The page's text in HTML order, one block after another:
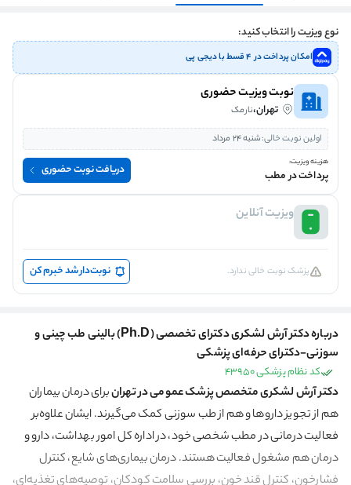
نوع ویزیت را انتخاب کنید:
امکان پرداخت در ۴ قسط با دیجی پی
نوبت ویزیت حضوری
تهران،نارمک
اولین نوبت خالی:شنبه 24 مرداد
هزینه ویزیت:
پرداخت در مطب دریافت نوبت حضوری
ویزیت آنلاین
پزشک نوبت خالی ندارد. نوبت‌دار شد خبرم کن
درباره دکتر آرش لشکری دکترای تخصصی (Ph.D) بالینی طب چینی و
سوزنی-دکترای حرفه‌ای پزشکی
کد نظام پزشکی 43950
دکتر آرش لشکری متخصص پزشک عمومی در تهرانبرای درمان بیماران
هم از تجویز دارو‌ها و هم از طب سوزنی کمک می‌گیرند. ایشان علاوه‌بر
فعالیت درمانی در مطب شخصی خود، در اداره کل امور بهداشت، دارو و
درمان هم مشغول فعالیت هستند. درمان بیماری‌های شایع، کنترل
فشارخون، کنترل قند خون، بررسی سلامت کودکان، توصیه‌های تغذیه‌ای،